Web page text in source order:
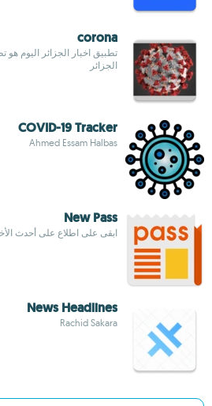
corona
تطبيق اخبار الجزائر اليوم هو
الجزائر
COVID-19 Tracker
Ahmed Essam Halbas
New Pass
ابقى على اطلاع على أحدث
News Headlines
Rachid Sakara